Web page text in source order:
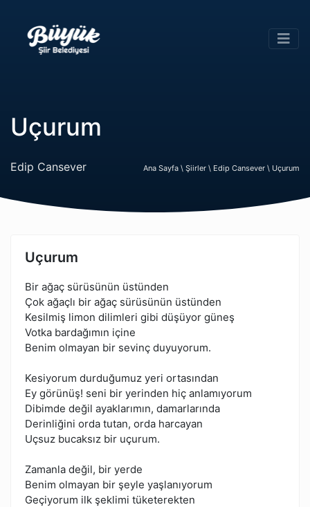
Uçurum
Edip Cansever Ana Sayfa \ Şiirler \ Edip Cansever \ Uçurum
Uçurum
Bir ağaç sürüsünün üstünden
Çok ağaçlı bir ağaç sürüsünün üstünden
Kesilmiş limon dilimleri gibi düşüyor güneş
Votka bardağımın içine
Benim olmayan bir sevinç duyuyorum.
Kesiyorum durduğumuz yeri ortasından
Ey görünüş! seni bir yerinden hiç anlamıyorum
Dibimde değil ayaklarımın, damarlarında
Derinliğini orda tutan, orda harcayan
Uçsuz bucaksız bir uçurum.
Zamanla değil, bir yerde
Benim olmayan bir şeyle yaşlanıyorum
Geçiyorum ilk şeklimi tüketerekten